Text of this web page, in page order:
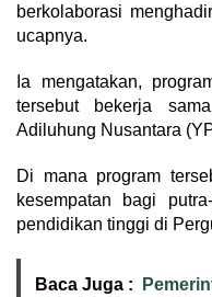
berkolaborasi
ucapnya.
Ia mengatakan,
tersebut bekerja
Adiluhung Nusantara
Di mana program
kesempatan bagi
pendidikan tinggi di
Baca Juga :